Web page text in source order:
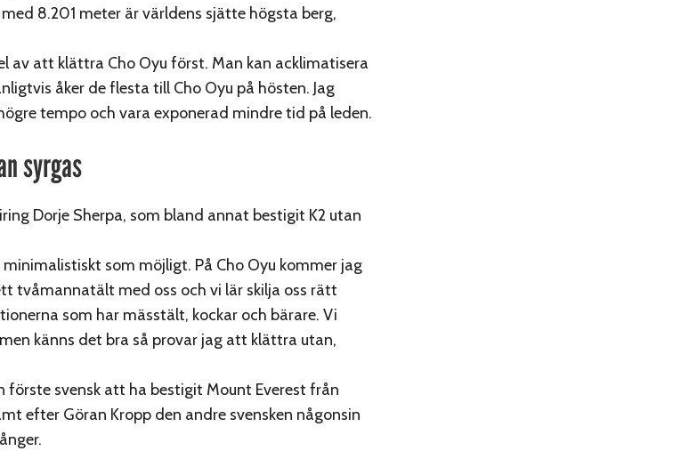
8.201 meter är världens sjätte högsta berg,
av att klättra Cho Oyu först. Man kan acklimatisera
åker de flesta till Cho Oyu på hösten. Jag
tempo och vara exponerad mindre tid på leden.
syrgas
Dorje Sherpa, som bland annat bestigit K2 utan
som möjligt. På Cho Oyu kommer jag
tvåmannatält med oss och vi lär skilja oss rätt
som har mässtält, kockar och bärare. Vi
känns det bra så provar jag att klättra utan,
förste svensk att ha bestigit Mount Everest från
efter Göran Kropp den andre svensken någonsin